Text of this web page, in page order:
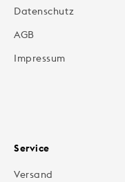
Datenschutz
AGB
Impressum
Service
Versand